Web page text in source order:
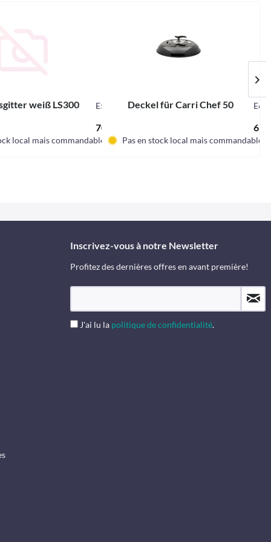
weiß LS300 E545
70,98 € *
local mais commandable.
Deckel für Carri Chef 50
Pas en stock local mais commandable.
Inscrivez-vous à notre Newsletter
Profitez des dernières offres en avant première!
J'ai lu la politique de confidentialité.